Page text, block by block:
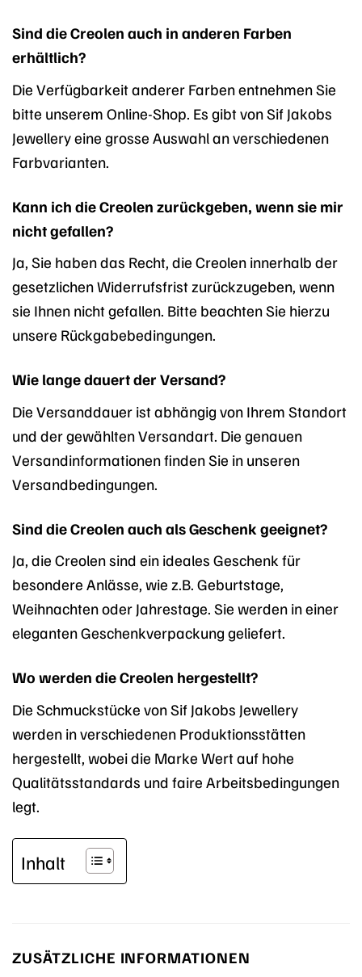
Sind die Creolen auch in anderen Farben
erhältlich?
Die Verfügbarkeit anderer Farben entnehmen Sie
bitte unserem Online-Shop. Es gibt von Sif Jakobs
Jewellery eine grosse Auswahl an verschiedenen
Farbvarianten.
Kann ich die Creolen zurückgeben, wenn sie mir
nicht gefallen?
Ja, Sie haben das Recht, die Creolen innerhalb der
gesetzlichen Widerrufsfrist zurückzugeben, wenn
sie Ihnen nicht gefallen. Bitte beachten Sie hierzu
unsere Rückgabebedingungen.
Wie lange dauert der Versand?
Die Versanddauer ist abhängig von Ihrem Standort
und der gewählten Versandart. Die genauen
Versandinformationen finden Sie in unseren
Versandbedingungen.
Sind die Creolen auch als Geschenk geeignet?
Ja, die Creolen sind ein ideales Geschenk für
besondere Anlässe, wie z.B. Geburtstage,
Weihnachten oder Jahrestage. Sie werden in einer
eleganten Geschenkverpackung geliefert.
Wo werden die Creolen hergestellt?
Die Schmuckstücke von Sif Jakobs Jewellery
werden in verschiedenen Produktionsstätten
hergestellt, wobei die Marke Wert auf hohe
Qualitätsstandards und faire Arbeitsbedingungen
legt.
Inhalt
ZUSÄTZLICHE INFORMATIONEN